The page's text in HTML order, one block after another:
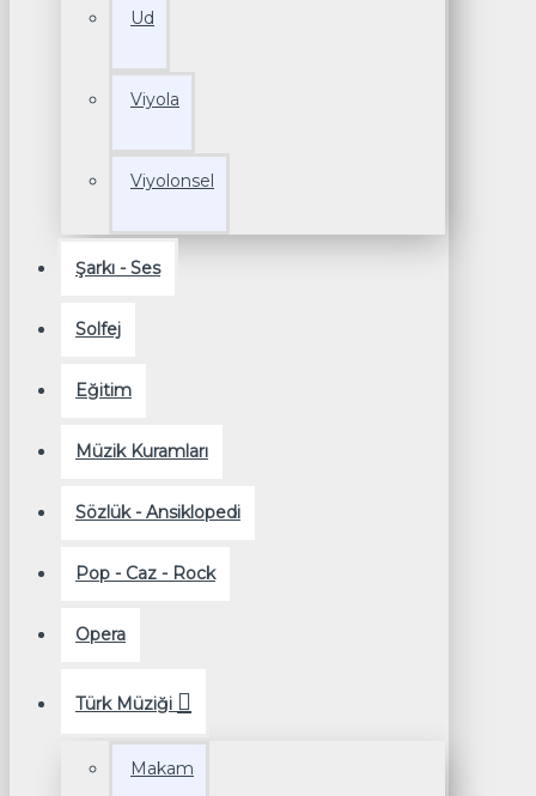
Ud
Viyola
Viyolonsel
Şarkı - Ses
Solfej
Eğitim
Müzik Kuramları
Sözlük - Ansiklopedi
Pop - Caz - Rock
Opera
Türk Müziği
Makam